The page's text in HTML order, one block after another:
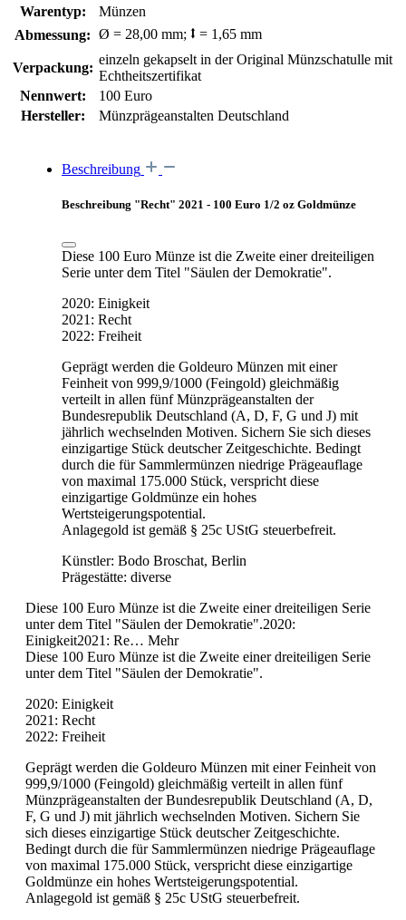
Warentyp:
Münzen
Abmessung: Ø = 28,00 mm; ⭥ = 1,65 mm
Verpackung:
einzeln gekapselt in der Original Münzschatulle mit
Echtheitszertifikat
Nennwert:
100 Euro
Hersteller:
Münzprägeanstalten Deutschland
Beschreibung
Beschreibung "Recht" 2021 - 100 Euro 1/2 oz Goldmünze
Diese 100 Euro Münze ist die Zweite einer dreiteiligen
Serie unter dem Titel "Säulen der Demokratie".
2020: Einigkeit
2021: Recht
2022: Freiheit
Geprägt werden die Goldeuro Münzen mit einer
Feinheit von 999,9/1000 (Feingold) gleichmäßig
verteilt in allen fünf Münzprägeanstalten der
Bundesrepublik Deutschland (A, D, F, G und J) mit
jährlich wechselnden Motiven. Sichern Sie sich dieses
einzigartige Stück deutscher Zeitgeschichte. Bedingt
durch die für Sammlermünzen niedrige Prägeauflage
von maximal 175.000 Stück, verspricht diese
einzigartige Goldmünze ein hohes
Wertsteigerungspotential.
Anlagegold ist gemäß § 25c UStG steuerbefreit.
Künstler: Bodo Broschat, Berlin
Prägestätte: diverse
Diese 100 Euro Münze ist die Zweite einer dreiteiligen Serie
unter dem Titel "Säulen der Demokratie".2020:
Einigkeit2021: Re… Mehr
Diese 100 Euro Münze ist die Zweite einer dreiteiligen Serie
unter dem Titel "Säulen der Demokratie".
2020: Einigkeit
2021: Recht
2022: Freiheit
Geprägt werden die Goldeuro Münzen mit einer Feinheit von
999,9/1000 (Feingold) gleichmäßig verteilt in allen fünf
Münzprägeanstalten der Bundesrepublik Deutschland (A, D,
F, G und J) mit jährlich wechselnden Motiven. Sichern Sie
sich dieses einzigartige Stück deutscher Zeitgeschichte.
Bedingt durch die für Sammlermünzen niedrige Prägeauflage
von maximal 175.000 Stück, verspricht diese einzigartige
Goldmünze ein hohes Wertsteigerungspotential.
Anlagegold ist gemäß § 25c UStG steuerbefreit.